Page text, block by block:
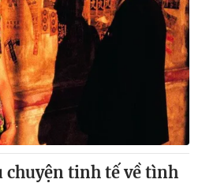
chuyện tinh tế về tình